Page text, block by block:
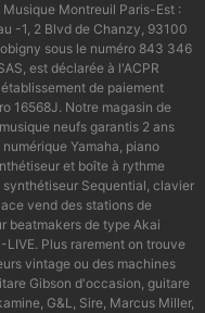
Montreuil Paris-Est :
-1, 2 Blvd de Chanzy, 93100
sous le numéro 843 346
est déclarée à l'ACPR
de paiement
16568J. Notre magasin de
neufs garantis 2 ans
Yamaha, piano
et boîte à rythme
synthétiseur Sequential, clavier
vend des stations de
beatmakers de type Akai
Plus rarement on trouve
vintage ou des machines
Gibson d'occasion, guitare
G&L, Sire, Marcus Miller,